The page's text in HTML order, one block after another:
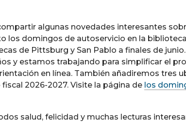
algunas novedades interesantes
los domingos de autoservicio en la
de Pittsburg y San Pablo a finales de
y estamos trabajando para simplificar el
en línea. También añadiremos tres
2026-2027. Visite la página de los
salud, felicidad y muchas lecturas